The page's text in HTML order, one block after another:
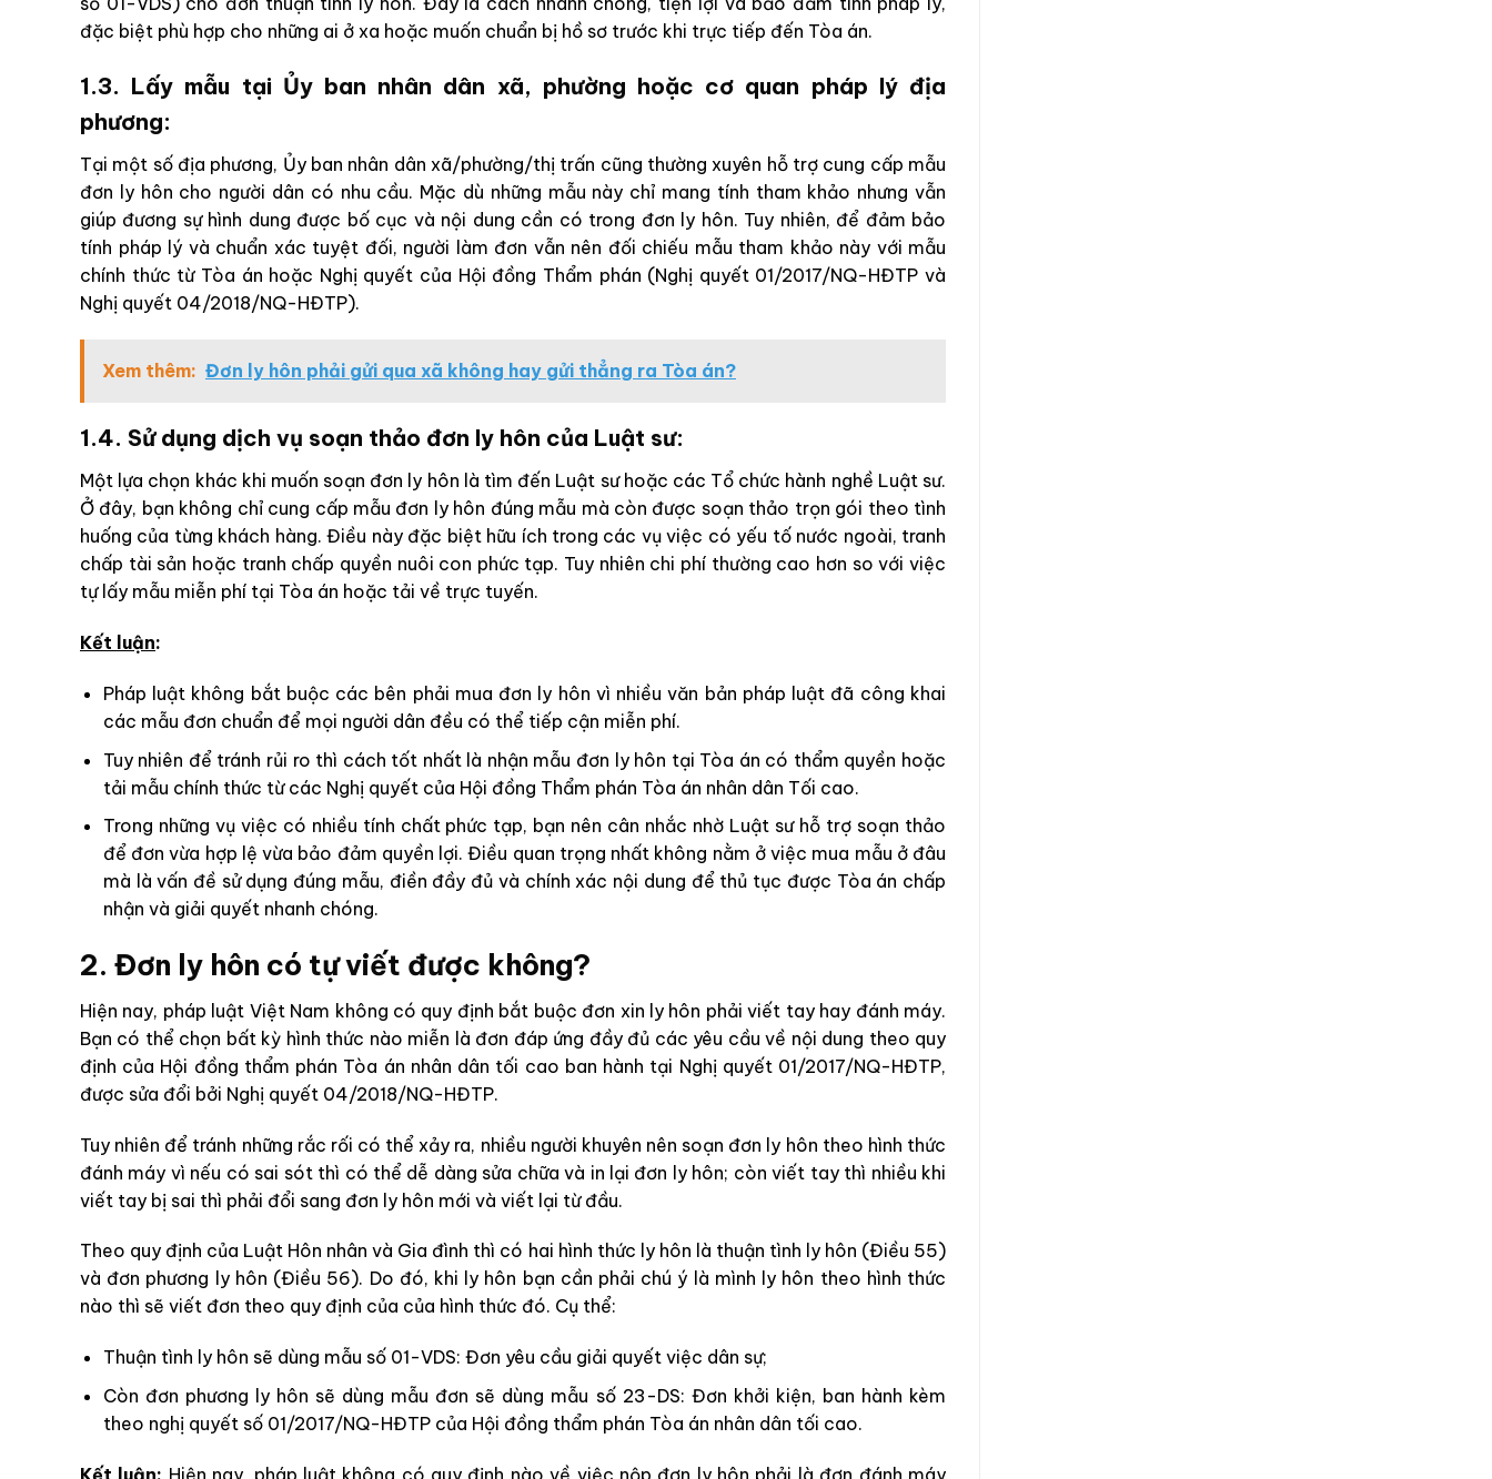
đặc biệt phù hợp cho những ai ở xa hoặc muốn chuẩn bị hồ sơ trước khi trực tiếp đến Tòa án.
1.3. Lấy mẫu tại Ủy ban nhân dân xã, phường hoặc cơ quan pháp lý địa
phương:
Tại một số địa phương, Ủy ban nhân dân xã/phường/thị trấn cũng thường xuyên hỗ trợ cung cấp mẫu
đơn ly hôn cho người dân có nhu cầu. Mặc dù những mẫu này chỉ mang tính tham khảo nhưng vẫn
giúp đương sự hình dung được bố cục và nội dung cần có trong đơn ly hôn. Tuy nhiên, để đảm bảo
tính pháp lý và chuẩn xác tuyệt đối, người làm đơn vẫn nên đối chiếu mẫu tham khảo này với mẫu
chính thức từ Tòa án hoặc Nghị quyết của Hội đồng Thẩm phán (Nghị quyết 01/2017/NQ-HĐTP và
Nghị quyết 04/2018/NQ-HĐTP).
Xem thêm: Đơn ly hôn phải gửi qua xã không hay gửi thẳng ra Tòa án?
1.4. Sử dụng dịch vụ soạn thảo đơn ly hôn của Luật sư:
Một lựa chọn khác khi muốn soạn đơn ly hôn là tìm đến Luật sư hoặc các Tổ chức hành nghề Luật sư.
Ở đây, bạn không chỉ cung cấp mẫu đơn ly hôn đúng mẫu mà còn được soạn thảo trọn gói theo tình
huống của từng khách hàng. Điều này đặc biệt hữu ích trong các vụ việc có yếu tố nước ngoài, tranh
chấp tài sản hoặc tranh chấp quyền nuôi con phức tạp. Tuy nhiên chi phí thường cao hơn so với việc
tự lấy mẫu miễn phí tại Tòa án hoặc tải về trực tuyến.
Kết luận:
Pháp luật không bắt buộc các bên phải mua đơn ly hôn vì nhiều văn bản pháp luật đã công khai
các mẫu đơn chuẩn để mọi người dân đều có thể tiếp cận miễn phí.
Tuy nhiên để tránh rủi ro thì cách tốt nhất là nhận mẫu đơn ly hôn tại Tòa án có thẩm quyền hoặc
tải mẫu chính thức từ các Nghị quyết của Hội đồng Thẩm phán Tòa án nhân dân Tối cao.
Trong những vụ việc có nhiều tính chất phức tạp, bạn nên cân nhắc nhờ Luật sư hỗ trợ soạn thảo
để đơn vừa hợp lệ vừa bảo đảm quyền lợi. Điều quan trọng nhất không nằm ở việc mua mẫu ở đâu
mà là vấn đề sử dụng đúng mẫu, điền đầy đủ và chính xác nội dung để thủ tục được Tòa án chấp
nhận và giải quyết nhanh chóng.
2. Đơn ly hôn có tự viết được không?
Hiện nay, pháp luật Việt Nam không có quy định bắt buộc đơn xin ly hôn phải viết tay hay đánh máy.
Bạn có thể chọn bất kỳ hình thức nào miễn là đơn đáp ứng đầy đủ các yêu cầu về nội dung theo quy
định của Hội đồng thẩm phán Tòa án nhân dân tối cao ban hành tại Nghị quyết 01/2017/NQ-HĐTP,
được sửa đổi bởi Nghị quyết 04/2018/NQ-HĐTP.
Tuy nhiên để tránh những rắc rối có thể xảy ra, nhiều người khuyên nên soạn đơn ly hôn theo hình thức
đánh máy vì nếu có sai sót thì có thể dễ dàng sửa chữa và in lại đơn ly hôn; còn viết tay thì nhiều khi
viết tay bị sai thì phải đổi sang đơn ly hôn mới và viết lại từ đầu.
Theo quy định của Luật Hôn nhân và Gia đình thì có hai hình thức ly hôn là thuận tình ly hôn (Điều 55)
và đơn phương ly hôn (Điều 56). Do đó, khi ly hôn bạn cần phải chú ý là mình ly hôn theo hình thức
nào thì sẽ viết đơn theo quy định của của hình thức đó. Cụ thể:
Thuận tình ly hôn sẽ dùng mẫu số 01-VDS: Đơn yêu cầu giải quyết việc dân sự;
Còn đơn phương ly hôn sẽ dùng mẫu đơn sẽ dùng mẫu số 23-DS: Đơn khởi kiện, ban hành kèm
theo nghị quyết số 01/2017/NQ-HĐTP của Hội đồng thẩm phán Tòa án nhân dân tối cao.
Kết luận: Hiện nay, pháp luật không có quy định nào về việc nộp đơn ly hôn phải là đơn đánh máy